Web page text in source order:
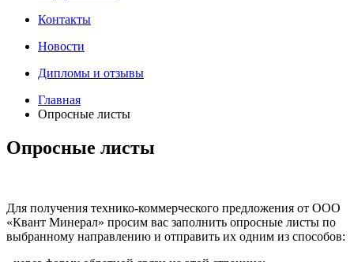
Контакты
Новости
Дипломы и отзывы
Главная
Опросные листы
Опросные листы
Для получения технико‑коммерческого предложения от ООО
«Квант Минерал» просим вас заполнить опросные листы по
выбранному направлению и отправить их одним из способов: